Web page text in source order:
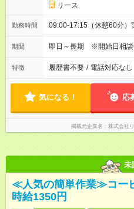
リース
勤務時間 09:00-17:15（休憩60分）
期間 即日～長期 ※開始日相談
特徴 履歴書不要 / 電話対応なし
気になる！ 応
掲載元企業名 株式会社
未
≪人気の簡単作業≫コー
時給1350円